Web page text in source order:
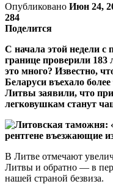
Опубликовано Июн 24,
284
Поделится
С начала этой недели
границе проверили
это много? Известно,
Беларуси въехало
Литвы заявили, что
легковушкам станут
В Литве отмечают
Литвы и обратно — в
нашей страной безвиза.